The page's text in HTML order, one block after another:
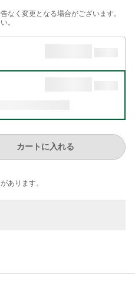
なく変更となる場合がございます。
。
カートに入れる
あります。